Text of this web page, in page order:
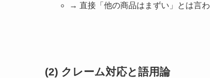
→ 直接「他の商品はまずい」とは言
(2) クレーム対応と語用論